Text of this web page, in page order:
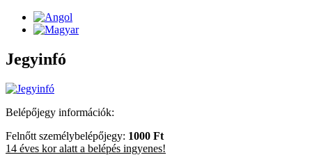
Jegyinfó
Belépőjegy információk:
Felnőtt személybelépőjegy: 1000 Ft
14 éves kor alatt a belépés ingyenes!